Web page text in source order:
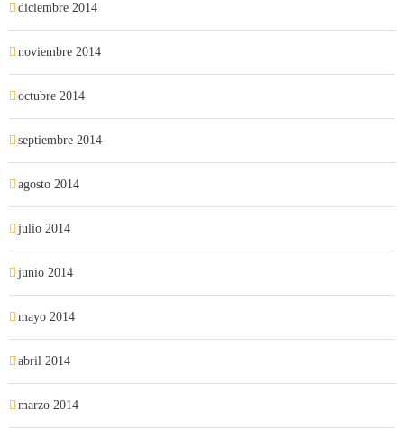
diciembre 2014
noviembre 2014
octubre 2014
septiembre 2014
agosto 2014
julio 2014
junio 2014
mayo 2014
abril 2014
marzo 2014